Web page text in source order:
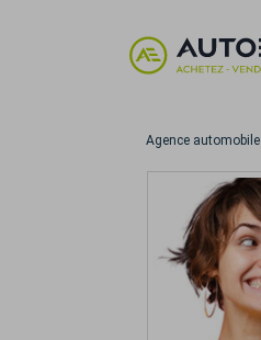
Agence automobile